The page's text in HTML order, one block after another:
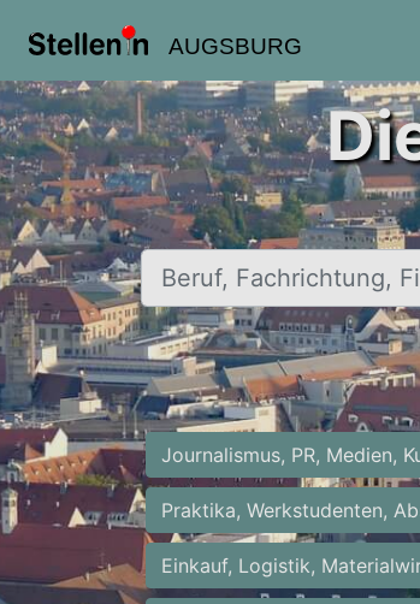
AUGSBURG
Beruf, Fachrichtung, Firma
Journalismus, PR, Medien,
Praktika, Werkstudenten,
Einkauf, Logistik,